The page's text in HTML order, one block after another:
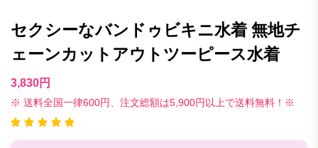
セクシーなバンドゥビキニ水着 無地チ
ェーンカットアウトツーピース水着
3,830円
※ 送料全国一律600円、注文総額は5,900円以上で送料無料！※